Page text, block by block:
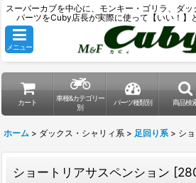
スーパーカブを中心に、モンキー・ゴリラ、ダ
パーツをCuby店長が実際に使って【いい！】
メニュー
カート
車種&カテゴリー
別
パーツ種類別 商品検
ホーム > ダックス・シャリィ系 > 足回り系 > シ
ショートリアサスペンション [